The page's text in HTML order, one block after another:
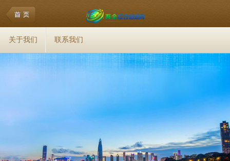
关于我们 联系我们